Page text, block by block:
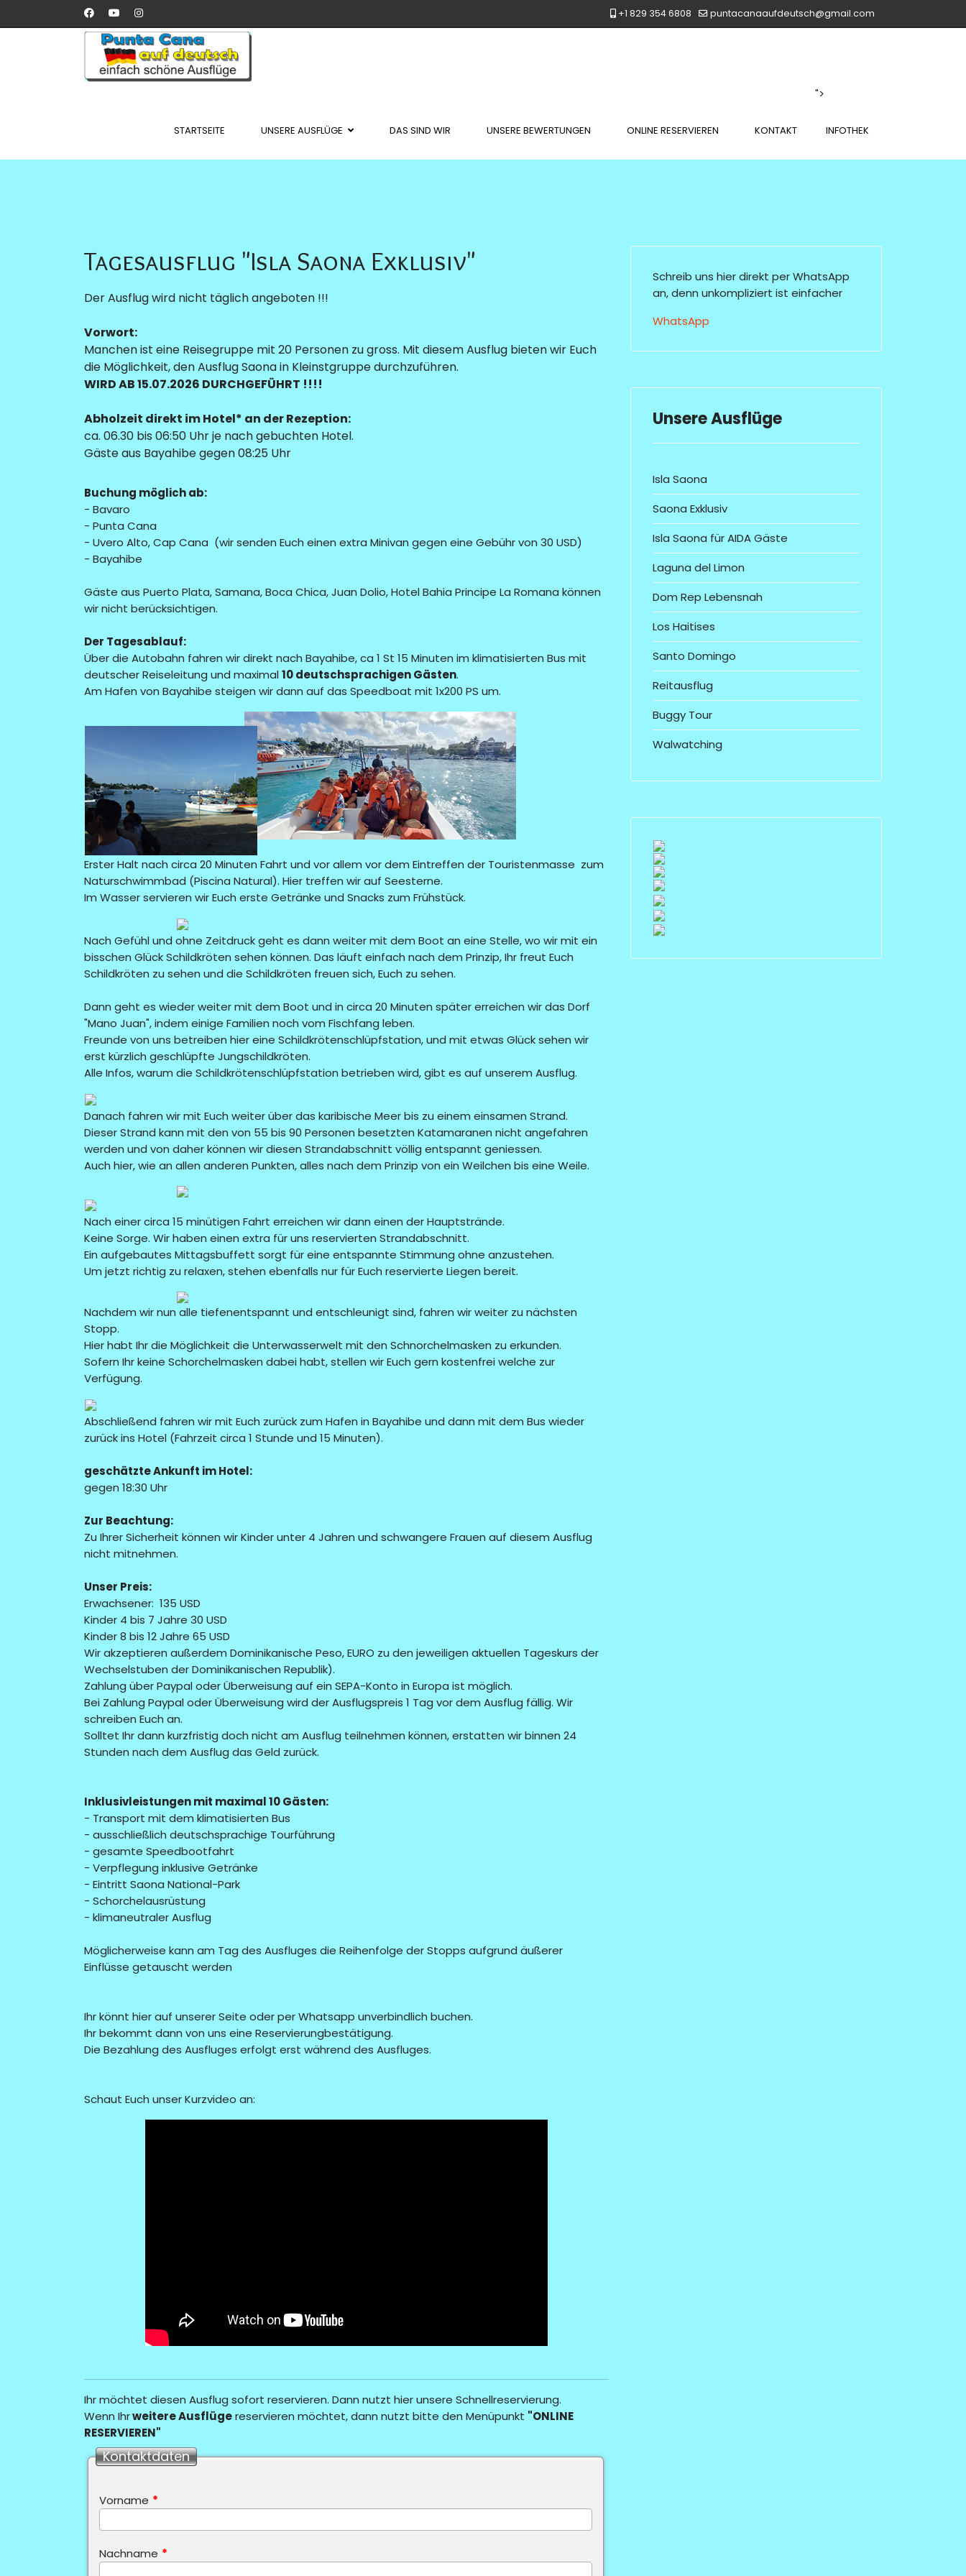
+1 829 354 6808 puntacanaaufdeutsch@gmail.com
STARTSEITE UNSERE AUSFLÜGE DAS SIND WIR UNSERE BEWERTUNGEN ONLINE RESERVIEREN KONTAKT
">
INFOTHEK
Tagesausflug "Isla Saona Exklusiv"
Der Ausflug wird nicht täglich angeboten !!!
Vorwort:
Manchen ist eine Reisegruppe mit 20 Personen zu gross. Mit diesem Ausflug bieten wir Euch
die Möglichkeit, den Ausflug Saona in Kleinstgruppe durchzuführen.
WIRD AB 15.07.2026 DURCHGEFÜHRT !!!!
Abholzeit direkt im Hotel* an der Rezeption:
ca. 06.30 bis 06:50 Uhr je nach gebuchten Hotel.
Gäste aus Bayahibe gegen 08:25 Uhr
Buchung möglich ab:
- Bavaro
- Punta Cana
- Uvero Alto, Cap Cana (wir senden Euch einen extra Minivan gegen eine Gebühr von 30 USD)
- Bayahibe
Gäste aus Puerto Plata, Samana, Boca Chica, Juan Dolio, Hotel Bahia Principe La Romana können
wir nicht berücksichtigen.
Der Tagesablauf:
Über die Autobahn fahren wir direkt nach Bayahibe, ca 1 St 15 Minuten im klimatisierten Bus mit
deutscher Reiseleitung und maximal10 deutschsprachigen Gästen.
Am Hafen von Bayahibe steigen wir dann auf das Speedboat mit 1x200 PS um.
Erster Halt nach circa 20 Minuten Fahrt und vor allem vor dem Eintreffen der Touristenmasse zum
Naturschwimmbad (Piscina Natural). Hier treffen wir auf Seesterne.
Im Wasser servieren wir Euch erste Getränke und Snacks zum Frühstück.
Nach Gefühl und ohne Zeitdruck geht es dann weiter mit dem Boot an eine Stelle, wo wir mit ein
bisschen Glück Schildkröten sehen können. Das läuft einfach nach dem Prinzip, Ihr freut Euch
Schildkröten zu sehen und die Schildkröten freuen sich, Euch zu sehen.
Dann geht es wieder weiter mit dem Boot und in circa 20 Minuten später erreichen wir das Dorf
"Mano Juan", indem einige Familien noch vom Fischfang leben.
Freunde von uns betreiben hier eine Schildkrötenschlüpfstation, und mit etwas Glück sehen wir
erst kürzlich geschlüpfte Jungschildkröten.
Alle Infos, warum die Schildkrötenschlüpfstation betrieben wird, gibt es auf unserem Ausflug.
Danach fahren wir mit Euch weiter über das karibische Meer bis zu einem einsamen Strand.
Dieser Strand kann mit den von 55 bis 90 Personen besetzten Katamaranen nicht angefahren
werden und von daher können wir diesen Strandabschnitt völlig entspannt geniessen.
Auch hier, wie an allen anderen Punkten, alles nach dem Prinzip von ein Weilchen bis eine Weile.
Nach einer circa 15 minütigen Fahrt erreichen wir dann einen der Hauptstrände.
Keine Sorge. Wir haben einen extra für uns reservierten Strandabschnitt.
Ein aufgebautes Mittagsbuffett sorgt für eine entspannte Stimmung ohne anzustehen.
Um jetzt richtig zu relaxen, stehen ebenfalls nur für Euch reservierte Liegen bereit.
Nachdem wir nun alle tiefenentspannt und entschleunigt sind, fahren wir weiter zu nächsten
Stopp.
Hier habt Ihr die Möglichkeit die Unterwasserwelt mit den Schnorchelmasken zu erkunden.
Sofern Ihr keine Schorchelmasken dabei habt, stellen wir Euch gern kostenfrei welche zur
Verfügung.
Abschließend fahren wir mit Euch zurück zum Hafen in Bayahibe und dann mit dem Bus wieder
zurück ins Hotel (Fahrzeit circa 1 Stunde und 15 Minuten).
geschätzte Ankunft im Hotel:
gegen 18:30 Uhr
Zur Beachtung:
Zu Ihrer Sicherheit können wir Kinder unter 4 Jahren und schwangere Frauen auf diesem Ausflug
nicht mitnehmen.
Unser Preis:
Erwachsener: 135 USD
Kinder 4 bis 7 Jahre 30 USD
Kinder 8 bis 12 Jahre 65 USD
Wir akzeptieren außerdem Dominikanische Peso, EURO zu den jeweiligen aktuellen Tageskurs der
Wechselstuben der Dominikanischen Republik).
Zahlung über Paypal oder Überweisung auf ein SEPA-Konto in Europa ist möglich.
Bei Zahlung Paypal oder Überweisung wird der Ausflugspreis 1 Tag vor dem Ausflug fällig. Wir
schreiben Euch an.
Solltet Ihr dann kurzfristig doch nicht am Ausflug teilnehmen können, erstatten wir binnen 24
Stunden nach dem Ausflug das Geld zurück.
Inklusivleistungen mit maximal 10 Gästen:
- Transport mit dem klimatisierten Bus
- ausschließlich deutschsprachige Tourführung
- gesamte Speedbootfahrt
- Verpflegung inklusive Getränke
- Eintritt Saona National-Park
- Schorchelausrüstung
- klimaneutraler Ausflug
Möglicherweise kann am Tag des Ausfluges die Reihenfolge der Stopps aufgrund äußerer
Einflüsse getauscht werden
Ihr könnt hier auf unserer Seite oder per Whatsapp unverbindlich buchen.
Ihr bekommt dann von uns eine Reservierungbestätigung.
Die Bezahlung des Ausfluges erfolgt erst während des Ausfluges.
Schaut Euch unser Kurzvideo an:
Ihr möchtet diesen Ausflug sofort reservieren. Dann nutzt hier unsere Schnellreservierung.
Wenn Ihrweitere Ausflügereservieren möchtet, dann nutzt bitte den Menüpunkt "ONLINE
RESERVIEREN"
Kontaktdaten
Vorname *
Nachname *
Schreib uns hier direkt per WhatsApp
an, denn unkompliziert ist einfacher
WhatsApp
Unsere Ausflüge
Isla Saona
Saona Exklusiv
Isla Saona für AIDA Gäste
Laguna del Limon
Dom Rep Lebensnah
Los Haitises
Santo Domingo
Reitausflug
Buggy Tour
Walwatching